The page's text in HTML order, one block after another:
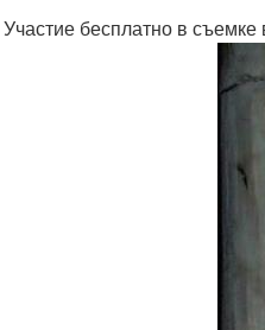
Участие бесплатно в